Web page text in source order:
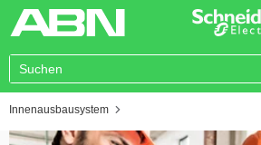
You are here:
Innenausbausystem